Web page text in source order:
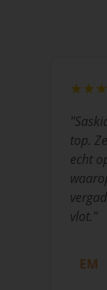
"
top.
echt
vlot."
EM